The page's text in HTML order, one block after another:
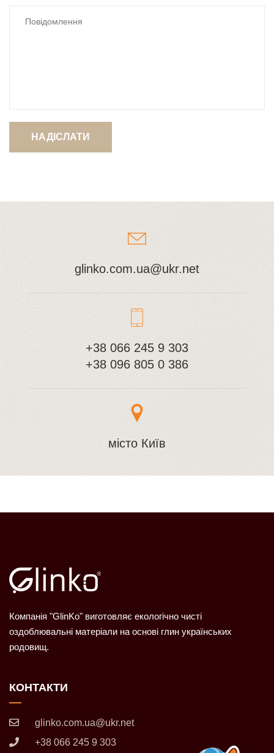
НАДІСЛАТИ
glinko.com.ua@ukr.net
+38 066 245 9 303
+38 096 805 0 386
місто Київ
Компанія "GlinKo" виготовляє екологічно чисті
оздоблювальні матеріали на основі глин українських
родовищ.
КОНТАКТИ
glinko.com.ua@ukr.net
+38 066 245 9 303